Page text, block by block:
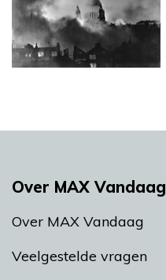
Over MAX Vandaag
Over MAX Vandaag
Veelgestelde vragen